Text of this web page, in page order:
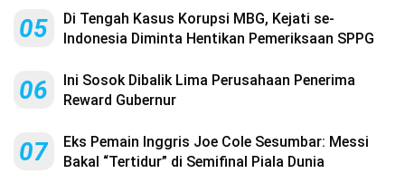
05
Di Tengah Kasus Korupsi MBG, Kejati se-
Indonesia Diminta Hentikan Pemeriksaan SPPG
06
Ini Sosok Dibalik Lima Perusahaan Penerima
Reward Gubernur
07
Eks Pemain Inggris Joe Cole Sesumbar: Messi
Bakal “Tertidur” di Semifinal Piala Dunia